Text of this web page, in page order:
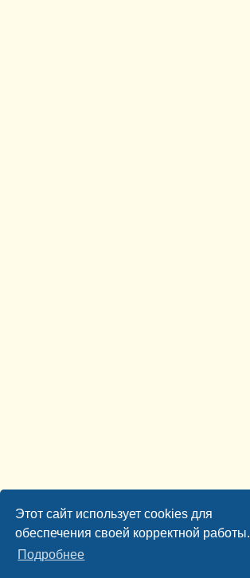
Этот сайт использует cookies для
обеспечения своей корректной работы.
Подробнее